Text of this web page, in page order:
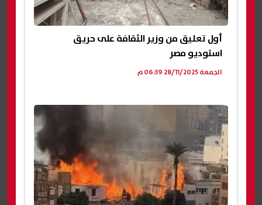
أول تعليق من وزير الثقافة على حريق
استوديو مصر
الجمعة 28/11/2025 06:39 م